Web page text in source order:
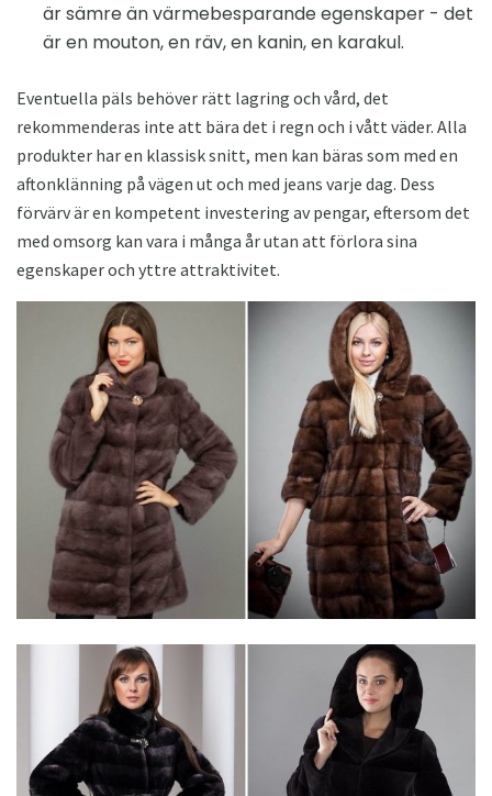
är sämre än värmebesparande egenskaper - det
är en mouton, en räv, en kanin, en karakul.
Eventuella päls behöver rätt lagring och vård, det
rekommenderas inte att bära det i regn och i vått väder. Alla
produkter har en klassisk snitt, men kan bäras som med en
aftonklänning på vägen ut och med jeans varje dag. Dess
förvärv är en kompetent investering av pengar, eftersom det
med omsorg kan vara i många år utan att förlora sina
egenskaper och yttre attraktivitet.